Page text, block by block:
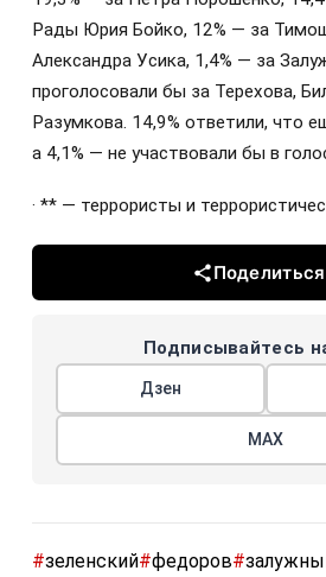
Рады Юрия Бойко, 12% — за
Александра Усика, 1,4% — за
проголосовали бы за Терехова,
Разумкова. 14,9% ответили, что
а 4,1% — не участвовали бы в
· ** — террористы и
Поделиться
Подписывайтесь
Дзен
МАХ
#зеленский#федоров#